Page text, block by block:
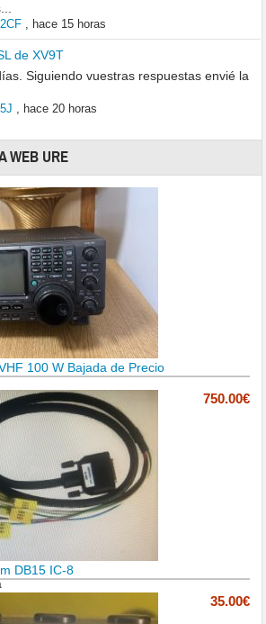
, hace 15 horas
de XV9T
Siguiendo vuestras respuestas envié la
, hace 20 horas
WEB URE
100 W Bajada de Precio
750.00€
DB15 IC-8
35.00€